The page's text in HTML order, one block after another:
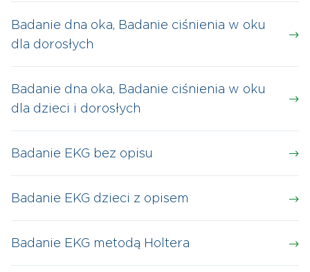
Badanie dna oka, Badanie ciśnienia w oku
dla dorosłych
Badanie dna oka, Badanie ciśnienia w oku
dla dzieci i dorosłych
Badanie EKG bez opisu
Badanie EKG dzieci z opisem
Badanie EKG metodą Holtera